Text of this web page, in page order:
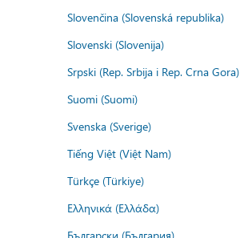
Slovenčina (Slovenská republika)
Slovenski (Slovenija)
Srpski (Rep. Srbija i Rep. Crna Gora)
Suomi (Suomi)
Svenska (Sverige)
Tiếng Việt (Việt Nam)
Türkçe (Türkiye)
Ελληνικά (Ελλάδα)
Български (България)